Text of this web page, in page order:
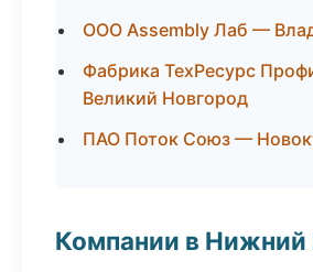
ООО Assembly Лаб —
Фабрика ТехРесурс
Великий Новгород
ПАО Поток Союз —
Компании в Нижний